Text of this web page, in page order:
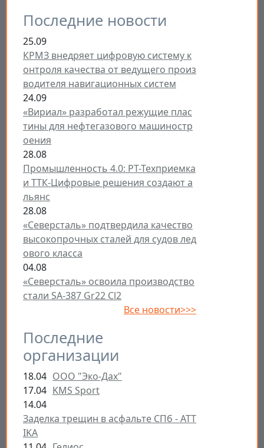
Последние новости
25.09
КРМЗ внедряет цифровую систему к
онтроля качества от ведущего произ
водителя навигационных систем
24.09
«Вириал» разработал режущие плас
тины для нефтегазового машиностр
оения
28.08
Промышленность 4.0: РТ-Техприемка
и ТТК-Цифровые решения создают а
льянс
28.08
«Северсталь» подтвердила качество
высокопрочных сталей для судов лед
ового класса
04.08
«Северсталь» освоила производство
стали SA-387 Gr22 Cl2
Все новости>>>
Последние
организации
18.04 ООО "Эко-Дах"
17.04 KMS Sport
14.04
Заделка трещин в асфальте СПб - ATT
IKA